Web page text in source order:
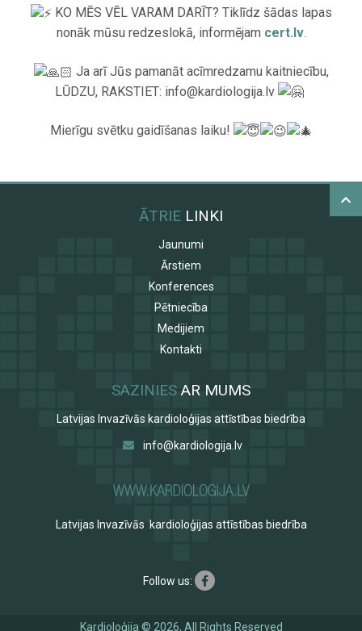
KO MĒS VĒL VARAM DARĪT? Tiklīdz šādas lapas
nonāk mūsu redzeslokā, informējam cert.lv.
Ja arī Jūs pamanāt acīmredzamu kaitniecību,
LŪDZU, RAKSTIET: info@kardiologija.lv
Mierīgu svētku gaidīšanas laiku!
ĀTRIE LINKI
Jaunumi
Ārstiem
Konferences
Pētniecība
Medijiem
Kontakti
SAZINIES AR MUMS
Latvijas Invazīvās kardioloģijas attīstības biedrība
info@kardiologija.lv
Latvijas Invazīvās kardioloģijas attīstības biedrība
Follow us:
Kardioloģija © 2026, All Rights Reserved